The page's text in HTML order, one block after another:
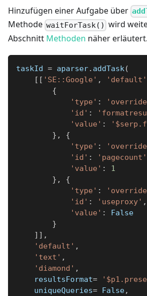
Hinzufügen einer Aufgabe über
Methode waitForTask() wird
Abschnitt Methoden näher erläutert.
taskId = aparser. addTask(
[ [ 'SE::Google' , 'default'
{
'type' :
'id' :
'value' :
} ,
{
'type' :
'id' : 'pagecount'
'value' :
1
} ,
{
'type' :
'id' : 'useproxy' ,
'value' :
False
}
] ] ,
'default' ,
'text' ,
'diamond' ,
    resultsFormat
=
    uniqueQueries
= False,